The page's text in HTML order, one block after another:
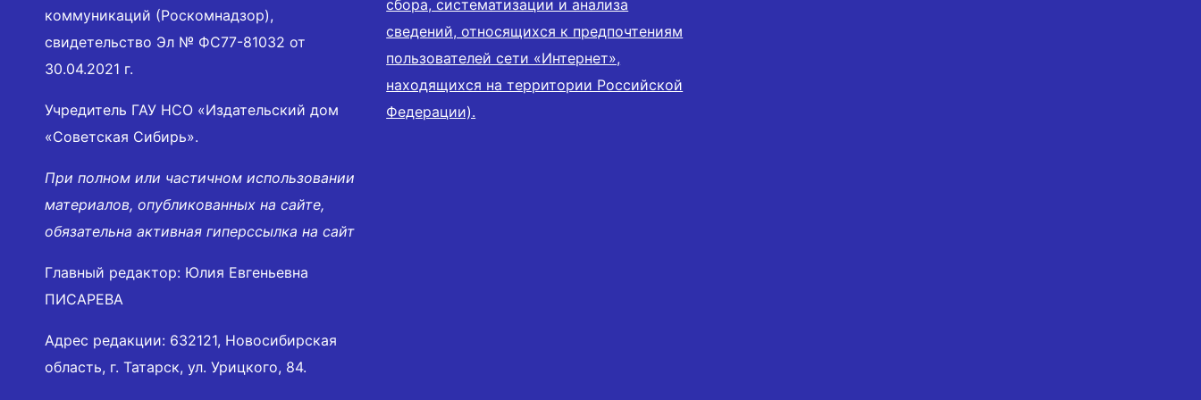
коммуникаций (Роскомнадзор),
свидетельство Эл № ФС77-81032 от
30.04.2021 г.
Учредитель ГАУ НСО «Издательский дом
«Советская Сибирь».
При полном или частичном использовании
материалов, опубликованных на сайте,
обязательна активная гиперссылка на сайт
Главный редактор: Юлия Евгеньевна
ПИСАРЕВА
Адрес редакции: 632121, Новосибирская
область, г. Татарск, ул. Урицкого, 84.
сбора, систематизации и анализа
сведений, относящихся к предпочтениям
пользователей сети «Интернет»,
находящихся на территории Российской
Федерации).